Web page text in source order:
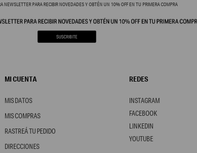
NEWSLETTER PARA RECIBIR NOVEDADES Y OBTÉN UN 10% OFF EN TU PRIMERA COMPRA
MI CUENTA
MIS DATOS
MIS COMPRAS
RASTREÁ TU PEDIDO
DIRECCIONES
REDES
FACEBOOK
YOUTUBE
INSTAGRAM
LINKEDIN